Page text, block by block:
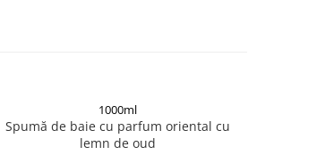
1000ml
Spumă de baie cu parfum oriental cu
lemn de oud